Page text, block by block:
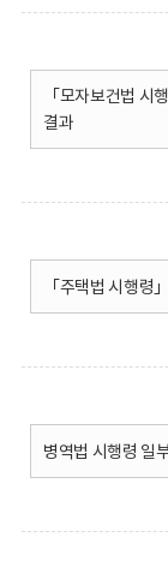
「모자보건법 시
결과
「주택법 시행령
병역법 시행령 일